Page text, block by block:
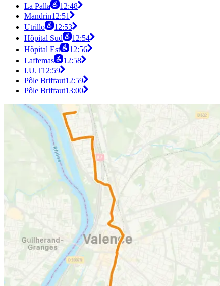
La Palla
12:48
Mandrin12:51
Utrillo
12:53
Hôpital Sud
12:54
Hôpital Est
12:56
Laffemas
12:58
I.U.T12:59
Pôle Briffaut12:59
Pôle Briffaut13:00